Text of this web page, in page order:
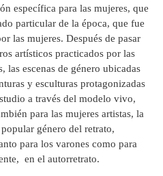
específica para las mujeres, que
particular de la época, que fue
las mujeres. Después de pasar
artísticos practicados por las
las escenas de género ubicadas
y esculturas protagonizadas
a través del modelo vivo,
para las mujeres artistas, la
género del retrato,
para los varones como para
en el autorretrato.